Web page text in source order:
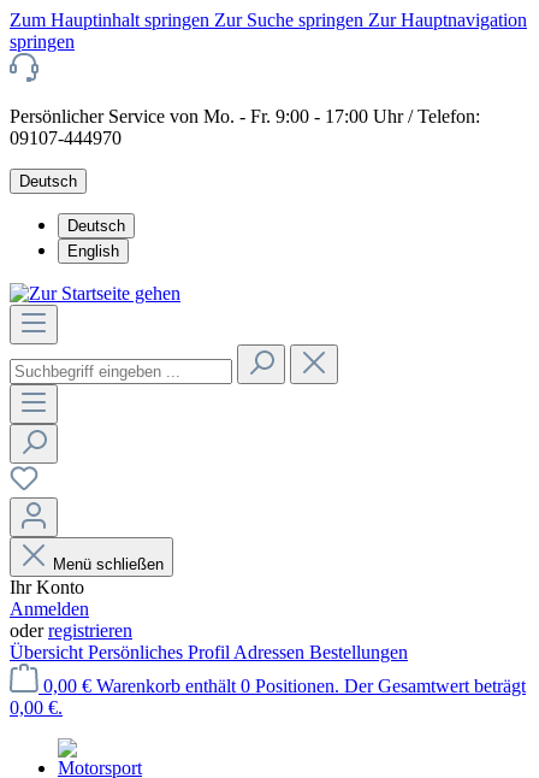
Zum Hauptinhalt springen Zur Suche springen Zur Hauptnavigation
springen
Persönlicher Service von Mo. - Fr. 9:00 - 17:00 Uhr / Telefon:
09107-444970
Deutsch
Deutsch
English
Menü schließen
Ihr Konto
Anmelden
oderregistrieren
Übersicht Persönliches Profil Adressen Bestellungen
0,00 € Warenkorb enthält 0 Positionen. Der Gesamtwert beträgt
0,00 €.